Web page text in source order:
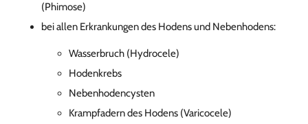
(Phimose)
bei allen Erkrankungen des Hodens und Nebenhodens:
Wasserbruch (Hydrocele)
Hodenkrebs
Nebenhodencysten
Krampfadern des Hodens (Varicocele)